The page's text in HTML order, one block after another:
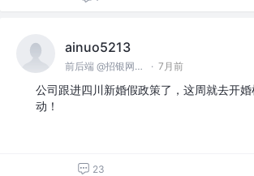
ainuo5213
前后端 @招银网络科技 · 7月前
公司跟进四川新婚假政策了，这周就去开
动！
23